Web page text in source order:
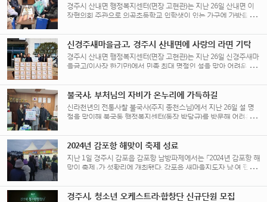
경주시 산내면 행정복지센터(면장 고현관)는 지난 26일 산내면 이
장협의회 주관으로 의곡초등학교 입학생이 있는 가구에 가방을 지
신경주새마을금고, 경주시 산내면에 사랑의 라면 기탁
경주시 산내면 행정복지센터(면장 고현관)는 지난 26일 신경주새마
을금고(이사장 한기만)에서 민족 최대 명절인 설을 맞아 어려운 이
불국사, 부처님의 자비가 온누리에 가득하길
신라천년의 전통사찰 불국사(주지 종천스님)에서 지난 26일 설 명
절을 맞이해 불국동 행정복지센터(동장 박달규)를 방문해 어려운 이
2024년 감포항 해맞이 축제 성료
지난 1일 경주시 감포읍 감포항 남방파제에서는 「2024년 감포항 해
맞이 축제」가 성황리에 개최됐다. 감포읍 새마을지도자 남·여 협의
경주시, 청소년 오케스트라·합창단 신규단원 모집